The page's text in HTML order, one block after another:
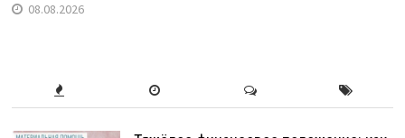
08.08.2026